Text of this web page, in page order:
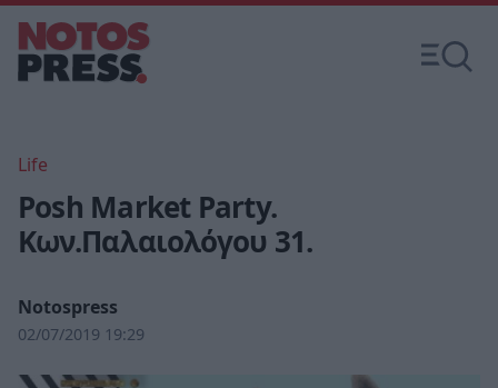
Life
Posh Market Party.
Κων.Παλαιολόγου 31.
Notospress
02/07/2019 19:29